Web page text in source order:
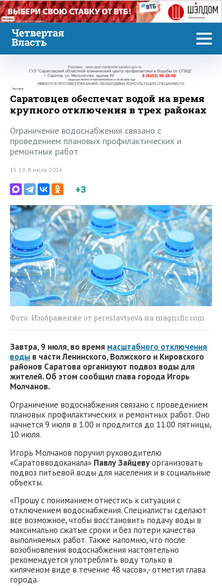
Реклама
Реклама
Саратовцев обеспечат водой на время
крупного отключения в трех районах
Ограничение водоснабжения связано с
проведением плановых профилактических и
ремонтных работ
15:19, 8 июля 2026
+3
Фото: Изображение от pereslavtseva на magnific.com
Завтра, 9 июля, во время масштабного отключения
воды в части Ленинского, Волжского и Кировского
районов Саратова организуют подвоз воды для
жителей. Об этом сообщил глава города Игорь
Молчанов.
Ограничение водоснабжения связано с проведением
плановых профилактических и ремонтных работ. Оно
начнется 9 июля в 1.00 и продлится до 11.00 пятницы,
10 июля.
Игорь Молчанов поручил руководителю
«Саратовводоканала» Павлу Зайцевуорганизовать
подвоз питьевой воды для населения и в социальные
объекты.
«Прошу с пониманием отнестись к ситуации с
отключением водоснабжения. Специалисты сделают
все возможное, чтобы восстановить подачу воды в
максимально сжатые сроки и без потери качества
выполняемых работ. Также напомню, что после
возобновления водоснабжения настоятельно
рекомендуется употреблять воду только в
кипяченом виде в течение 48 часов»,- отметил глава
города.